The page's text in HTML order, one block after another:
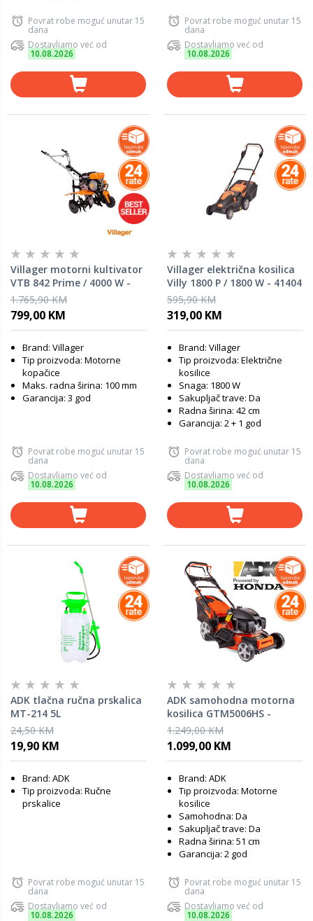
Povrat robe moguć unutar 15
dana
Dostavljamo već od
10.08.2026
Povrat robe moguć unutar 15
dana
Dostavljamo već od
10.08.2026
Villager motorni kultivator
VTB 842 Prime / 4000 W -
57145
1.765,90 KM
799,00 KM
Brand: Villager
Tip proizvoda: Motorne
kopačice
Maks. radna širina: 100 mm
Garancija: 3 god
Povrat robe moguć unutar 15
dana
Dostavljamo već od
10.08.2026
Villager električna kosilica
Villy 1800 P / 1800 W - 41404
595,90 KM
319,00 KM
Brand: Villager
Tip proizvoda: Električne
kosilice
Snaga: 1800 W
Sakupljač trave: Da
Radna širina: 42 cm
Garancija: 2 + 1 god
Povrat robe moguć unutar 15
dana
Dostavljamo već od
10.08.2026
ADK tlačna ručna prskalica
MT-214 5L
24,50 KM
19,90 KM
Brand: ADK
Tip proizvoda: Ručne
prskalice
Povrat robe moguć unutar 15
dana
Dostavljamo već od
10.08.2026
ADK samohodna motorna
kosilica GTM5006HS -
HONDA GVC 170 motor, 166
cc, 3.6 KS / 51 cm
1.249,00 KM
1.099,00 KM
Brand: ADK
Tip proizvoda: Motorne
kosilice
Samohodna: Da
Sakupljač trave: Da
Radna širina: 51 cm
Garancija: 2 god
Povrat robe moguć unutar 15
dana
Dostavljamo već od
10.08.2026